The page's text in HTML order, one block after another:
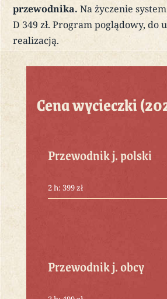
przewodnika. Na życzenie
D 349 zł. Program poglądowy, do
realizacją.
Cena wycieczki
Przewodnik j. polski
2 h: 399 zł
Przewodnik j. obcy